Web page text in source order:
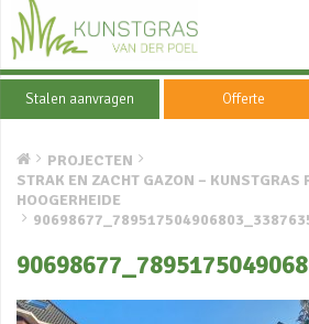
Stalen aanvragen Offerte
PROJECTEN
STRAK EN ZACHT GAZON – KUNSTGRAS
HOOGERHEIDE